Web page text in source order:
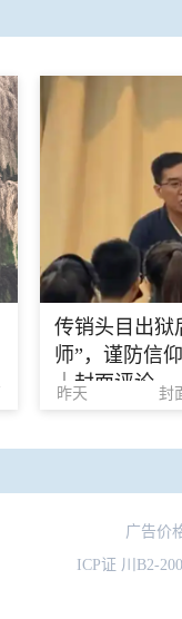
传销头目出狱
师”，谨防信
｜封面评论
昨天 封
广告价
ICP证 川B2-